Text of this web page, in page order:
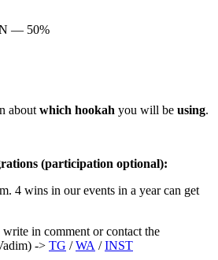
— 50%
aboutwhich hookah you will be using.
(participation optional):
4 wins in our events in a year can get
write in comment or contact the
-> TG /WA /INST